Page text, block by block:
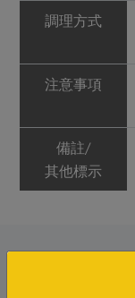
調理方式
注意事項
備註/
其他標示